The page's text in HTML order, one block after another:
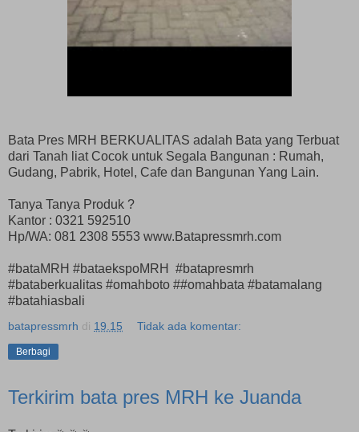
Bata Pres MRH BERKUALITAS adalah Bata yang Terbuat
dari Tanah liat Cocok untuk Segala Bangunan : Rumah,
Gudang, Pabrik, Hotel, Cafe dan Bangunan Yang Lain.
Tanya Tanya Produk ?
Kantor : 0321 592510
Hp/WA: 081 2308 5553 www.Batapressmrh.com
#bataMRH #bataekspoMRH #batapresmrh
#bataberkualitas #omahboto ##omahbata #batamalang
#batahiasbali
batapressmrh di 19.15 Tidak ada komentar:
Berbagi
Terkirim bata pres MRH ke Juanda